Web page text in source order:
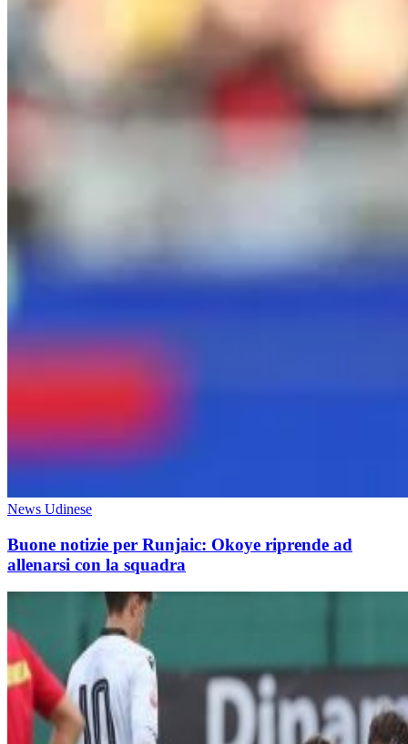
News Udinese
Buone notizie per Runjaic: Okoye riprende ad
allenarsi con la squadra